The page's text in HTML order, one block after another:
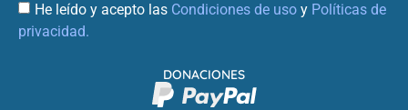
He leído y acepto las Condiciones de uso y Políticas de
privacidad.
DONACIONES